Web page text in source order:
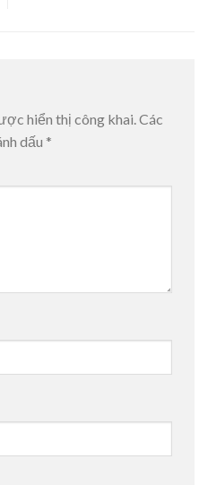
hiển thị công khai.Các
dấu *